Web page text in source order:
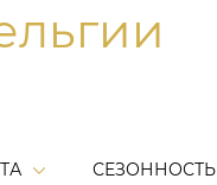
СЕЗОННОСТЬ